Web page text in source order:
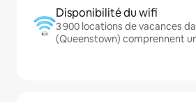
Disponibilité du wifi
3 900 locations de vacances
(Queenstown) comprennent